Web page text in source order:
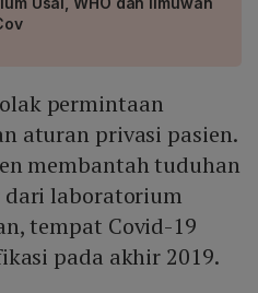
permintaan
aturan privasi pasien.
membantah tuduhan
laboratorium
tempat Covid-19
pada akhir 2019.